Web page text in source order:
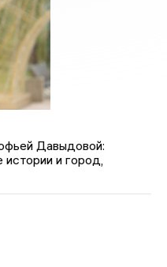
Давыдовой:
и город,